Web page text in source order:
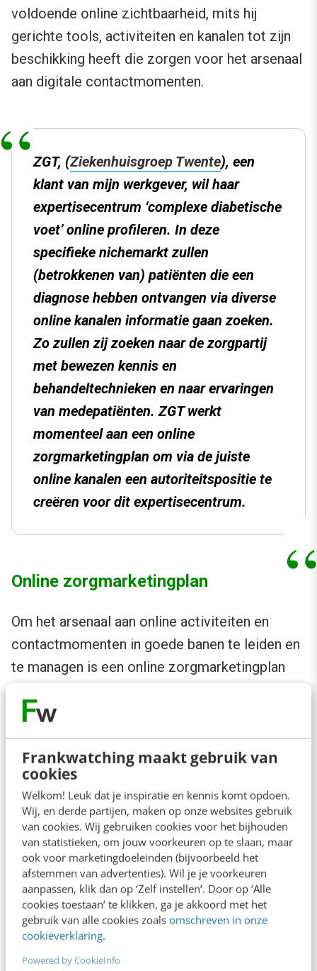
Frankwatching maakt gebruik van
cookies
Welkom! Leuk dat je inspiratie en kennis komt opdoen.
Wij, en derde partijen, maken op onze websites gebruik
van cookies. Wij gebruiken cookies voor het bijhouden
van statistieken, om jouw voorkeuren op te slaan, maar
ook voor marketingdoeleinden (bijvoorbeeld het
afstemmen van advertenties). Wil je je voorkeuren
aanpassen, klik dan op ‘Zelf instellen’. Door op ‘Alle
cookies toestaan’ te klikken, ga je akkoord met het
gebruik van alle cookies zoals omschreven in onze
cookieverklaring.
Powered by CookieInfo
voldoende online zichtbaarheid, mits hij
gerichte tools, activiteiten en kanalen tot zijn
beschikking heeft die zorgen voor het arsenaal
aan digitale contactmomenten.
ZGT, (Ziekenhuisgroep Twente), een
klant van mijn werkgever, wil haar
expertisecentrum ‘complexe diabetische
voet’ online profileren. In deze
specifieke nichemarkt zullen
(betrokkenen van) patiënten die een
diagnose hebben ontvangen via diverse
online kanalen informatie gaan zoeken.
Zo zullen zij zoeken naar de zorgpartij
met bewezen kennis en
behandeltechnieken en naar ervaringen
van medepatiënten. ZGT werkt
momenteel aan een online
zorgmarketingplan om via de juiste
online kanalen een autoriteitspositie te
creëren voor dit expertisecentrum.
Online zorgmarketingplan
Om het arsenaal aan online activiteiten en
contactmomenten in goede banen te leiden en
te managen is een online zorgmarketingplan
onderdelen:
Doelen: wat wil je bereiken in je online
profilering en werving?
Doelgroepen: bij wie wil je dit bereiken?
Belofte: wat kan je hen beloven / welk
uniek aanbod is voor hen relevant?
Online campagneflow: hoe ziet de online
reis van je doelgroep eruit van eerste tot
laatste touchpoint (en welke activiteiten
en middelen zijn daarvoor nodig)?
KPI’s: wanneer is je online campagne een